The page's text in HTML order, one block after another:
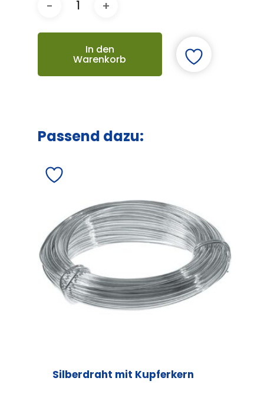
In den
Warenkorb
Passend dazu:
Silberdraht mit Kupferkern